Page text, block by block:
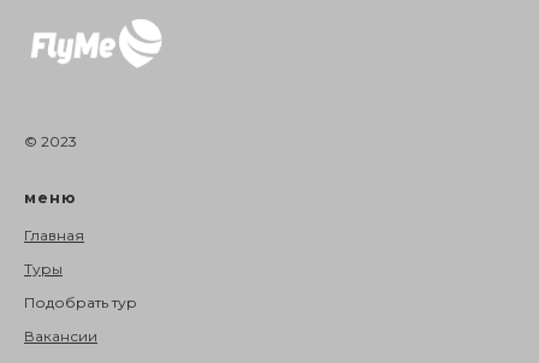
© 2023
меню
Главная
Туры
Подобрать тур
Вакансии